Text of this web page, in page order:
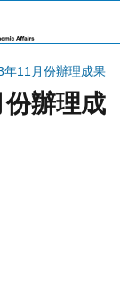
年11月份辦理成果
辦理成